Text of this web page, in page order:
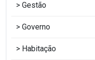
Gestão
Governo
Habitação